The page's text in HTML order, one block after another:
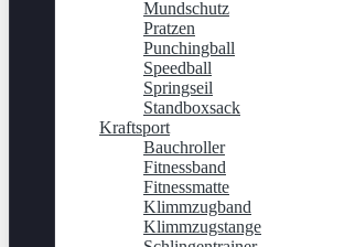
Mundschutz
Pratzen
Punchingball
Speedball
Springseil
Standboxsack
Kraftsport
Bauchroller
Fitnessband
Fitnessmatte
Klimmzugband
Klimmzugstange